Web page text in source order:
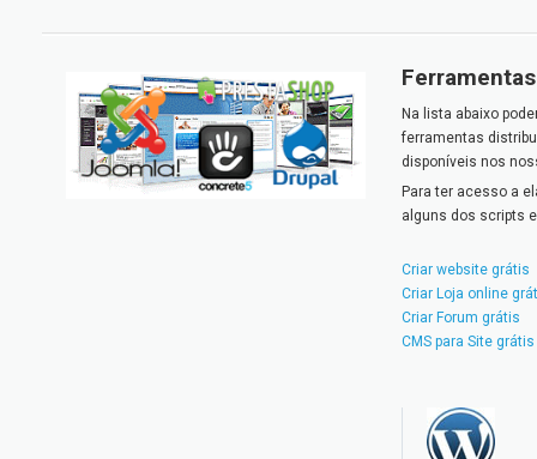
Na lista abaixo
ferramentas
disponíveis nos
Para ter acesso a
alguns dos scripts
Criar website grátis
Criar Loja online
Criar Forum grátis
CMS para Site grátis